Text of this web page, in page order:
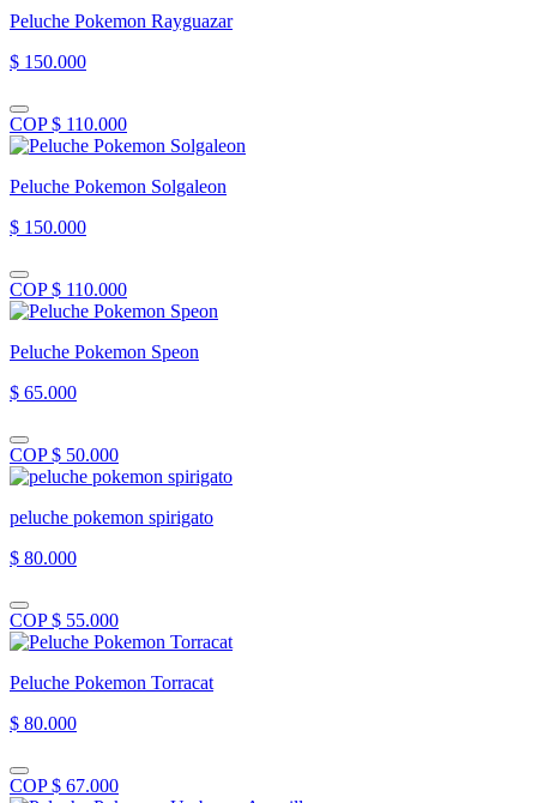
Peluche Pokemon Rayguazar
$ 150.000
COP $ 110.000
Peluche Pokemon Solgaleon
$ 150.000
COP $ 110.000
Peluche Pokemon Speon
$ 65.000
COP $ 50.000
peluche pokemon spirigato
$ 80.000
COP $ 55.000
Peluche Pokemon Torracat
$ 80.000
COP $ 67.000